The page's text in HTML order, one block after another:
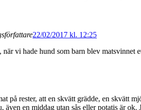
22/02/2017 kl. 12:25
vi hade hund som barn blev matsvinnet
på rester, att en skvätt grädde, en
en middag utan sås eller potatis är